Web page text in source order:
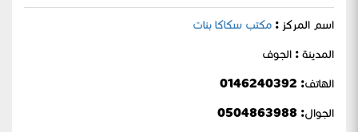
اسم المركز : مكتب سكاكا بنات
المدينة : الجوف
الهاتف: 0146240392
الجوال: